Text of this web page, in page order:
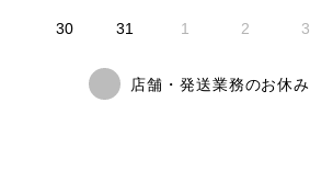
30 31 1 2 3
店舗・発送業務のお休み